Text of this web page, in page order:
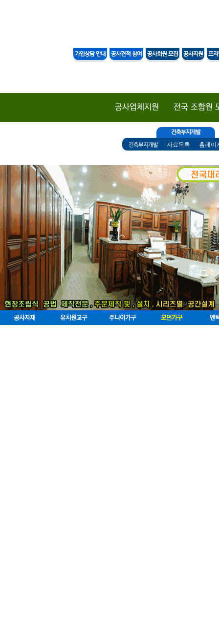
가입상담 안내 공사견적 참여 공사회원 모집 공사지원 프
공사업체지원 전국 조합원
건축부지개발
건축부지개발
자료목록 홈페이
공사자재 유치원교구 주니어가구 모던가구 엔